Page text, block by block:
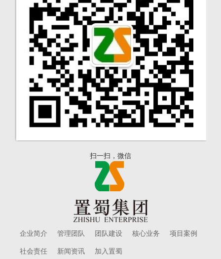
扫一扫，微信
企业简介 管理团队 团队建设 核心业务 项目案例
社会责任 新闻资讯 加入置蜀